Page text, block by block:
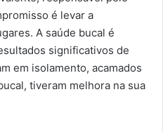
é levar a
A saúde bucal é
significativos de
em isolamento, acamados
tiveram melhora na sua